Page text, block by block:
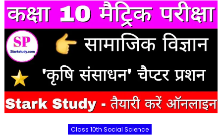
Class 10th Social Science